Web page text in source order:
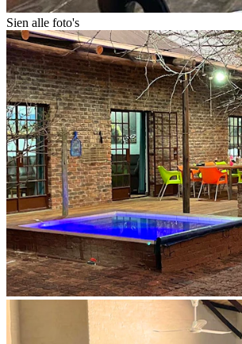
Sien alle foto's